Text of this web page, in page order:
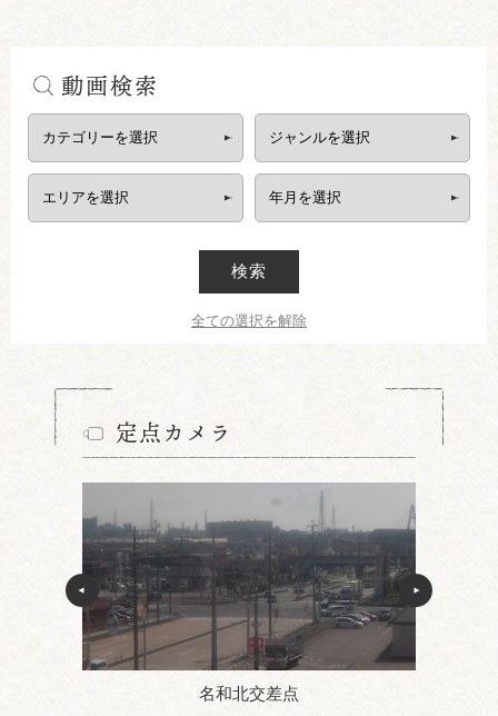
動画検索
検索
全ての選択を解除
定点カメラ
名和北交差点